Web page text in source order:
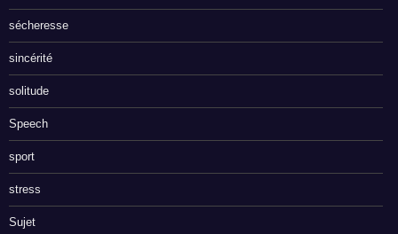
sécheresse
sincérité
solitude
Speech
sport
stress
Sujet